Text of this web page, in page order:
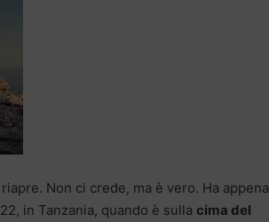
Non ci crede, ma è vero. Ha appena
in Tanzania, quando è sulla cima del